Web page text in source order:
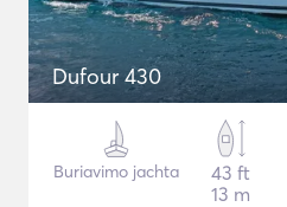
Dufour 430
Buriavimo jachta
43 ft
13 m